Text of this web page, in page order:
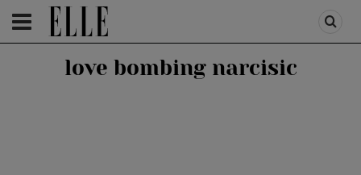
HOMEPAGE /LIFESTYLE
love bombing narcisic